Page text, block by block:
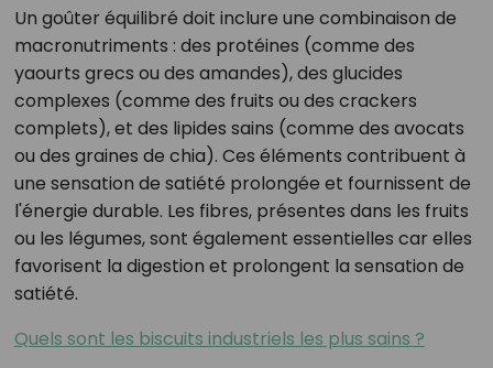
Un goûter équilibré doit inclure une combinaison de
macronutriments : des protéines (comme des
yaourts grecs ou des amandes), des glucides
complexes (comme des fruits ou des crackers
complets), et des lipides sains (comme des avocats
ou des graines de chia). Ces éléments contribuent à
une sensation de satiété prolongée et fournissent de
l'énergie durable. Les fibres, présentes dans les fruits
ou les légumes, sont également essentielles car elles
favorisent la digestion et prolongent la sensation de
satiété.
Quels sont les biscuits industriels les plus sains ?